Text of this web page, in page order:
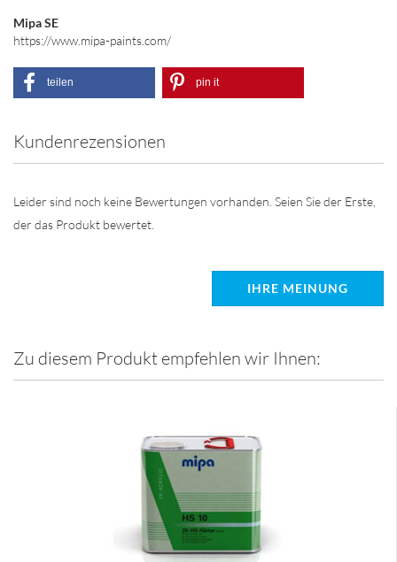
Mipa SE
https://www.mipa-paints.com/
teilen pin it
Kundenrezensionen
Leider sind noch keine Bewertungen vorhanden. Seien Sie der Erste,
der das Produkt bewertet.
IHRE MEINUNG
Zu diesem Produkt empfehlen wir Ihnen: